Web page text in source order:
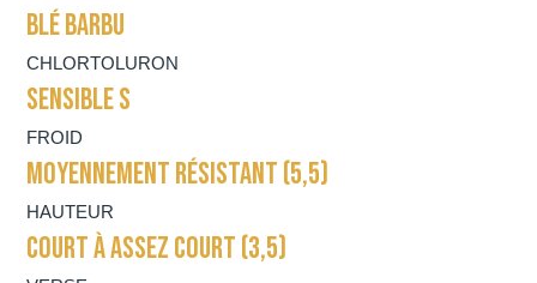
BLÉ BARBU
CHLORTOLURON
SENSIBLE S
FROID
MOYENNEMENT RÉSISTANT (5,5)
HAUTEUR
COURT À ASSEZ COURT (3,5)